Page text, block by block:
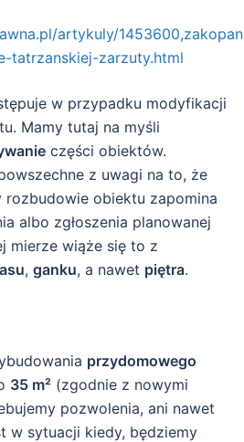
artykuly/
tatrzanskiej-zarzuty.html
w przypadku modyfikacji
Mamy tutaj na myśli
części obiektów.
z uwagi na to, że
rozbudowie obiektu zapomina
albo zgłoszenia planowanej
mierze wiąże się to z
, ganku, a nawet piętra.
przydomowego
35 m² (zgodnie z nowymi
pozwolenia, ani nawet
w sytuacji kiedy, będziemy